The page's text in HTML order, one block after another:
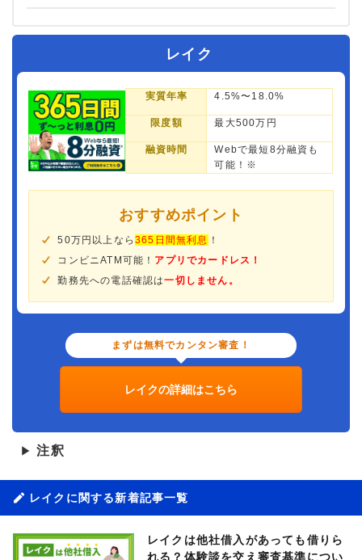
レイク
実質年率 4.5%〜18.0%
限度額 最大500万円
融資時間
Webで最短8分融資も
可能！※
おすすめポイント
50万円以上なら365日間無利息
！
コンビニATM可能！ アプリでカードレス！
勤務先への電話確認は一切しません。
まずは無料でカンタン審査！
レイクの詳細はこちら
▶ 注釈
レイクに関する新着記事一覧
レイクは他社借入があっても借りら
れる？体験談を交え審査基準につい